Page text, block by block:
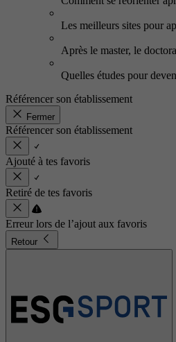
Les meilleurs sites pour
Après le master, le
Quelles études pour
Référencer son établissement
Fermer
Référencer son établissement
Ajouté à tes favoris
Retiré de tes favoris
Erreur lors de l’ajout aux favoris
Retour